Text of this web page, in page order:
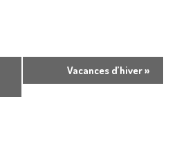
Vacances d’hiver»